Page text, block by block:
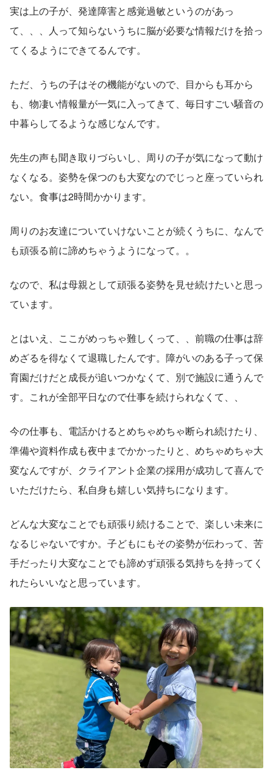
実は上の子が、発達障害と感覚過敏というのがあっ
て、、、人って知らないうちに脳が必要な情報だけを拾っ
てくるようにできてるんです。
ただ、うちの子はその機能がないので、目からも耳から
も、物凄い情報量が一気に入ってきて、毎日すごい騒音の
中暮らしてるような感じなんです。
先生の声も聞き取りづらいし、周りの子が気になって動け
なくなる。姿勢を保つのも大変なのでじっと座っていられ
ない。食事は2時間かかります。
周りのお友達についていけないことが続くうちに、なんで
も頑張る前に諦めちゃうようになって。。
なので、私は母親として頑張る姿勢を見せ続けたいと思っ
ています。
とはいえ、ここがめっちゃ難しくって、、前職の仕事は辞
めざるを得なくて退職したんです。障がいのある子って保
育園だけだと成長が追いつかなくて、別で施設に通うんで
す。これが全部平日なので仕事を続けられなくて、、
今の仕事も、電話かけるとめちゃめちゃ断られ続けたり、
準備や資料作成も夜中までかかったりと、めちゃめちゃ大
変なんですが、クライアント企業の採用が成功して喜んで
いただけたら、私自身も嬉しい気持ちになります。
どんな大変なことでも頑張り続けることで、楽しい未来に
なるじゃないですか。子どもにもその姿勢が伝わって、苦
手だったり大変なことでも諦めず頑張る気持ちを持ってく
れたらいいなと思っています。